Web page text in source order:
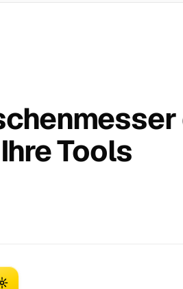
Tools